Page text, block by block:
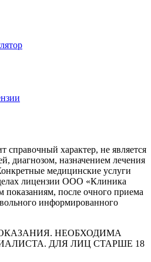
справочный характер, не является
диагнозом, назначением лечения
медицинские услуги
лицензии ООО «Клиника
после очного приема
информированного
НЕОБХОДИМА
ДЛЯ ЛИЦ СТАРШЕ 18